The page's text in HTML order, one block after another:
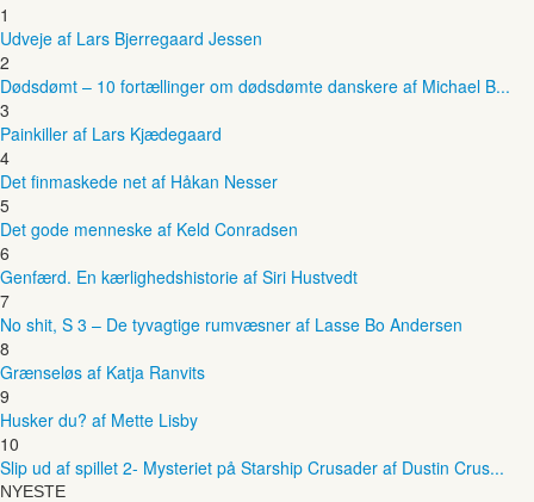
1
Udveje af Lars Bjerregaard Jessen
2
Dødsdømt – 10 fortællinger om dødsdømte danskere af Michael B...
3
Painkiller af Lars Kjædegaard
4
Det finmaskede net af Håkan Nesser
5
Det gode menneske af Keld Conradsen
6
Genfærd. En kærlighedshistorie af Siri Hustvedt
7
No shit, S 3 – De tyvagtige rumvæsner af Lasse Bo Andersen
8
Grænseløs af Katja Ranvits
9
Husker du? af Mette Lisby
10
Slip ud af spillet 2- Mysteriet på Starship Crusader af Dustin Crus...
NYESTE